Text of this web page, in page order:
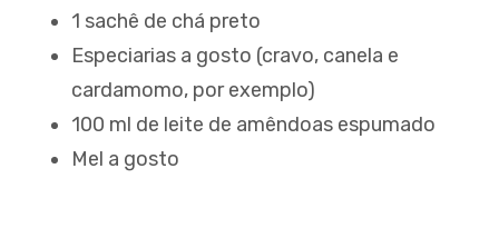
1 sachê de chá preto
Especiarias a gosto (cravo, canela e
cardamomo, por exemplo)
100 ml de leite de amêndoas espumado
Mel a gosto